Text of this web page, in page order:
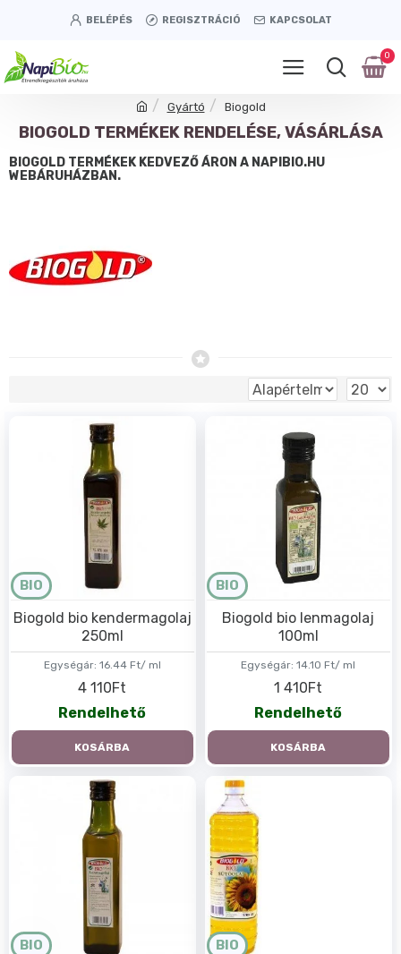
BELÉPÉS REGISZTRÁCIÓ KAPCSOLAT
0
Gyártó Biogold
BIOGOLD TERMÉKEK RENDELÉSE, VÁSÁRLÁSA
BIOGOLD TERMÉKEK KEDVEZŐ ÁRON A NAPIBIO.HU
WEBÁRUHÁZBAN.
BIO
Egységár: 16.44 Ft/ ml
Biogold bio kendermagolaj
250ml
4 110Ft
Rendelhető
KOSÁRBA
BIO
Egységár: 14.10 Ft/ ml
Biogold bio lenmagolaj
100ml
1 410Ft
Rendelhető
KOSÁRBA
BIO BIO